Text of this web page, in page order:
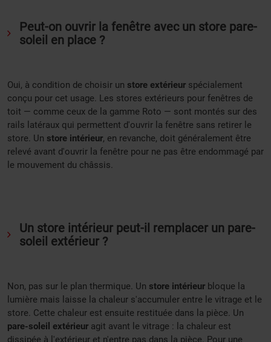
Peut-on ouvrir la fenêtre avec un store pare-
soleil en place ?
Oui, à condition de choisir un store extérieur spécialement
conçu pour cet usage. Les stores extérieurs pour fenêtres de
toit — comme ceux de la gamme Roto — sont montés sur des
rails latéraux qui permettent d'ouvrir la fenêtre sans retirer le
store. Un store intérieur, en revanche, doit généralement être
relevé avant d'ouvrir la fenêtre pour ne pas être endommagé par
le mouvement du châssis.
Un store intérieur peut-il remplacer un pare-
soleil extérieur ?
Non, pas sur le plan thermique. Un store intérieur bloque la
lumière mais laisse la chaleur s'accumuler entre le vitrage et le
store. Cette chaleur est ensuite restituée dans la pièce. Un
pare-soleil extérieur agit avant le vitrage : la chaleur est
dissipée à l'extérieur et n'entre pas dans la pièce. Pour une